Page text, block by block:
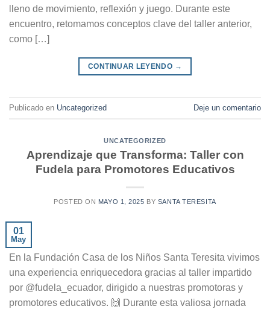
lleno de movimiento, reflexión y juego. Durante este
encuentro, retomamos conceptos clave del taller anterior,
como […]
CONTINUAR LEYENDO →
Publicado en Uncategorized Deje un comentario
UNCATEGORIZED
Aprendizaje que Transforma: Taller con
Fudela para Promotores Educativos
POSTED ON MAYO 1, 2025 BY SANTA TERESITA
01
May
En la Fundación Casa de los Niños Santa Teresita vivimos
una experiencia enriquecedora gracias al taller impartido
por @fudela_ecuador, dirigido a nuestras promotoras y
promotores educativos. 🙌 Durante esta valiosa jornada